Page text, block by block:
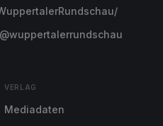
@wuppertalerrundschau
VERLAG
Mediadaten